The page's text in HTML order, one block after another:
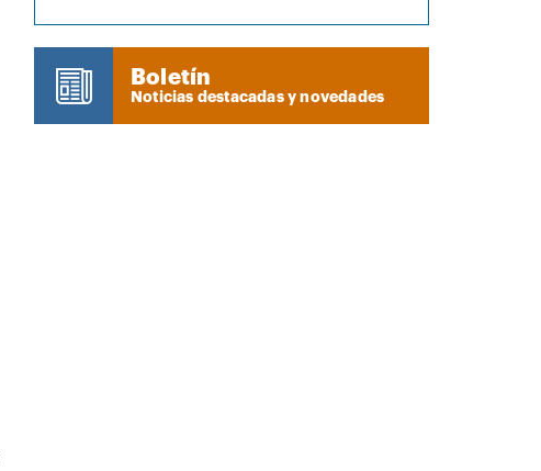
Boletín
Noticias destacadas y novedades